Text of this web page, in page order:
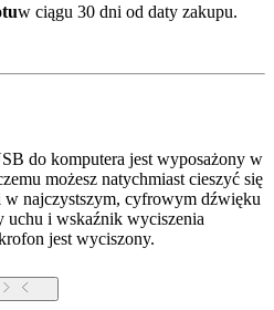
w ciągu 30 dni od daty zakupu.
do komputera jest wyposażony w
możesz natychmiast cieszyć się
najczystszym, cyfrowym dźwięku
uchu i wskaźnik wyciszenia
jest wyciszony.